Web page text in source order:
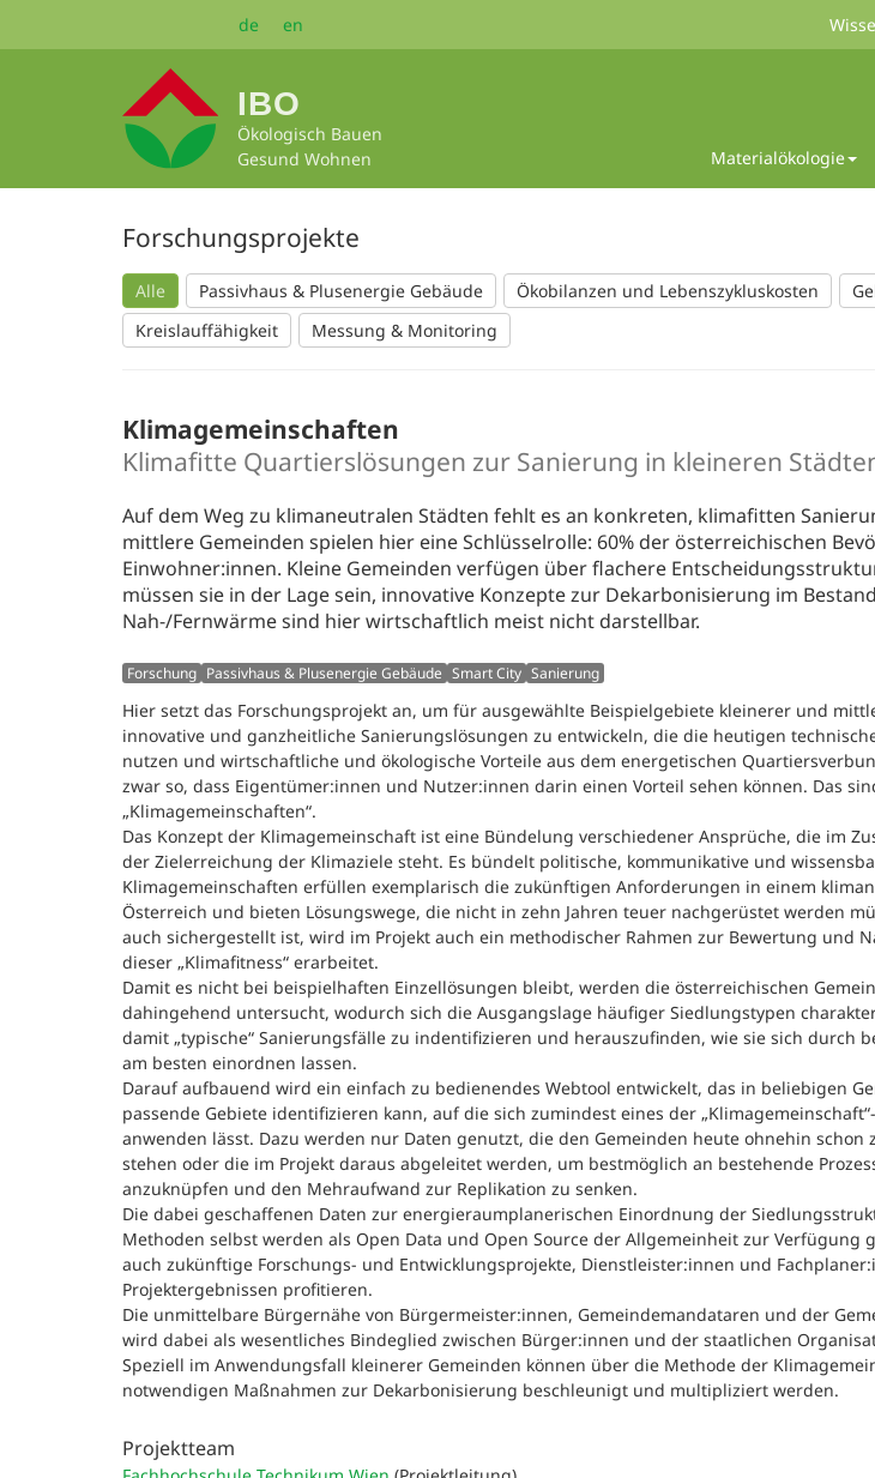
de en
IBO
Ökologisch Bauen
Gesund Wohnen
Materialökologie
Forschungsprojekte
Alle Passivhaus & Plusenergie Gebäude Ökobilanzen und Lebenszykluskosten
Kreislauffähigkeit
Messung & Monitoring
Klimagemeinschaften
Klimafitte Quartierslösungen zur Sanierung in kleineren
Auf dem Weg zu klimaneutralen Städten fehlt es an konkreten, klimafitten
mittlere Gemeinden spielen hier eine Schlüsselrolle: 60% der österreichischen
Einwohner:innen. Kleine Gemeinden verfügen über flachere
müssen sie in der Lage sein, innovative Konzepte zur Dekarbonisierung im
Nah-/Fernwärme sind hier wirtschaftlich meist nicht darstellbar.
Forschung Passivhaus & Plusenergie Gebäude Smart City Sanierung
Hier setzt das Forschungsprojekt an, um für ausgewählte Beispielgebiete kleinerer und
innovative und ganzheitliche Sanierungslösungen zu entwickeln, die die heutigen
nutzen und wirtschaftliche und ökologische Vorteile aus dem energetischen
zwar so, dass Eigentümer:innen und Nutzer:innen darin einen Vorteil sehen können. Das
„Klimagemeinschaften“.
Das Konzept der Klimagemeinschaft ist eine Bündelung verschiedener Ansprüche, die im
der Zielerreichung der Klimaziele steht. Es bündelt politische, kommunikative und
Klimagemeinschaften erfüllen exemplarisch die zukünftigen Anforderungen in einem
Österreich und bieten Lösungswege, die nicht in zehn Jahren teuer nachgerüstet werden
auch sichergestellt ist, wird im Projekt auch ein methodischer Rahmen zur Bewertung und
dieser „Klimafitness“ erarbeitet.
Damit es nicht bei beispielhaften Einzellösungen bleibt, werden die österreichischen
dahingehend untersucht, wodurch sich die Ausgangslage häufiger Siedlungstypen
damit „typische“ Sanierungsfälle zu indentifizieren und herauszufinden, wie sie sich durch
am besten einordnen lassen.
Darauf aufbauend wird ein einfach zu bedienendes Webtool entwickelt, das in beliebigen
passende Gebiete identifizieren kann, auf die sich zumindest eines der
anwenden lässt. Dazu werden nur Daten genutzt, die den Gemeinden heute ohnehin schon
stehen oder die im Projekt daraus abgeleitet werden, um bestmöglich an bestehende
anzuknüpfen und den Mehraufwand zur Replikation zu senken.
Die dabei geschaffenen Daten zur energieraumplanerischen Einordnung der
Methoden selbst werden als Open Data und Open Source der Allgemeinheit zur Verfügung
auch zukünftige Forschungs- und Entwicklungsprojekte, Dienstleister:innen und
Projektergebnissen profitieren.
Die unmittelbare Bürgernähe von Bürgermeister:innen, Gemeindemandataren und der
wird dabei als wesentliches Bindeglied zwischen Bürger:innen und der staatlichen
Speziell im Anwendungsfall kleinerer Gemeinden können über die Methode der
notwendigen Maßnahmen zur Dekarbonisierung beschleunigt und multipliziert werden.
Projektteam